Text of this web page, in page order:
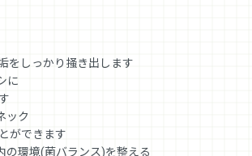
をしっかり掻き出します
に
ック
ができます
の環境(菌バランス)を整える